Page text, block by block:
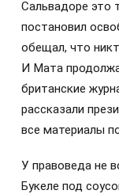
Сальвадоре это
постановил
обещал, что
И Мата
британские
рассказали
все материалы
У правоведа не
Букеле под